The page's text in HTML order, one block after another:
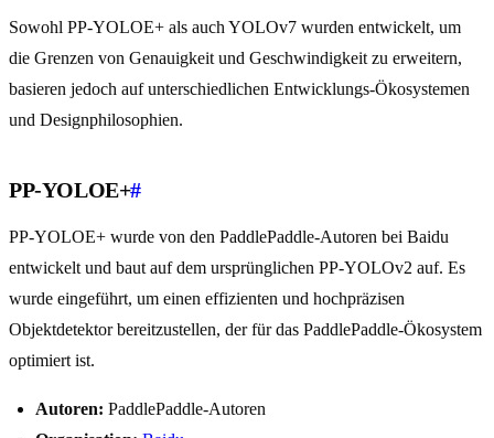
Sowohl PP-YOLOE+ als auch YOLOv7 wurden entwickelt, um
die Grenzen von Genauigkeit und Geschwindigkeit zu erweitern,
basieren jedoch auf unterschiedlichen Entwicklungs-Ökosystemen
und Designphilosophien.
PP-YOLOE+#
PP-YOLOE+ wurde von den PaddlePaddle-Autoren bei Baidu
entwickelt und baut auf dem ursprünglichen PP-YOLOv2 auf. Es
wurde eingeführt, um einen effizienten und hochpräzisen
Objektdetektor bereitzustellen, der für das PaddlePaddle-Ökosystem
optimiert ist.
Autoren: PaddlePaddle-Autoren